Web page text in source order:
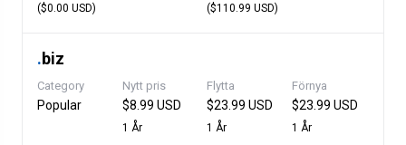
($0.00 USD) ($110.99 USD)
.biz
Category
Popular
Nytt pris
$8.99 USD
1 År
Flytta
$23.99 USD
1 År
Förnya
$23.99 USD
1 År